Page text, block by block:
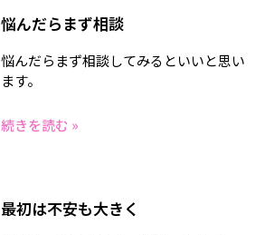
悩んだらまず相談
悩んだらまず相談してみるといいと思い
ます。
続きを読む »
最初は不安も大きく